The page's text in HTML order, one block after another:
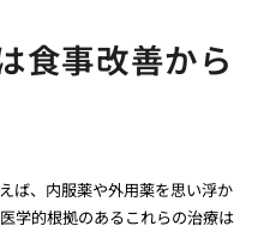
食事改善から
ば、内服薬や外用薬を思い浮か
学的根拠のあるこれらの治療は